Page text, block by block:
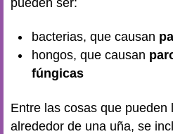
bacterias, que causan
hongos, que causan
fúngicas
Entre las cosas que
alrededor de una uña, se